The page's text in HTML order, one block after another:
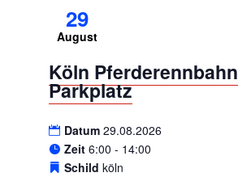
29
August
Köln Pferderennbahn
Parkplatz
Datum 29.08.2026
Zeit 6:00 - 14:00
Schild köln